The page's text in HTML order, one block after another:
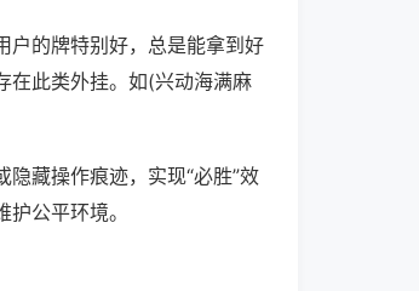
户的牌特别好，总是能拿到好
在此类外挂。如(兴动海满麻
藏操作痕迹，实现“必胜”效
公平环境。